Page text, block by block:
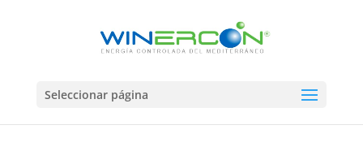
Seleccionar página